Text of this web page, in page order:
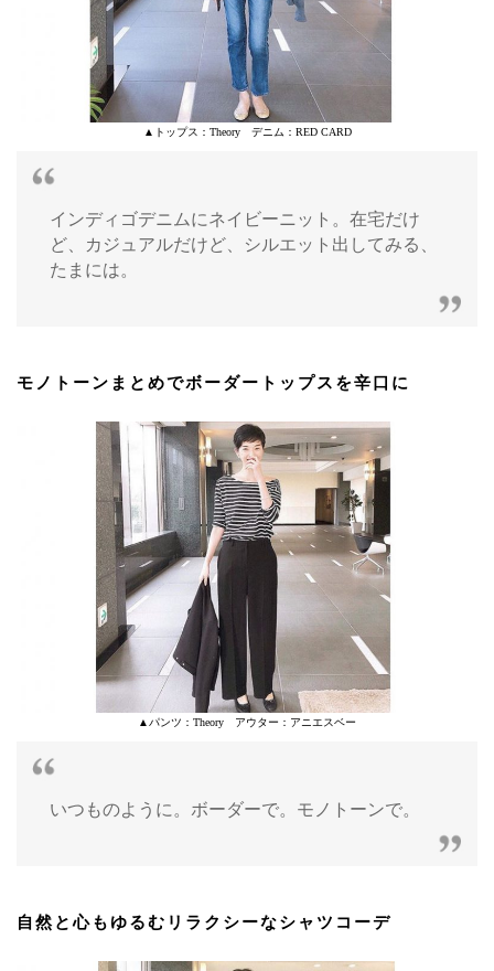
▲トップス：Theory デニム：RED CARD
インディゴデニムにネイビーニット。在宅だけ
ど、カジュアルだけど、シルエット出してみる、
たまには。
モノトーンまとめでボーダートップスを辛口に
▲パンツ：Theory アウター：アニエスベー
いつものように。ボーダーで。モノトーンで。
自然と心もゆるむリラクシーなシャツコーデ